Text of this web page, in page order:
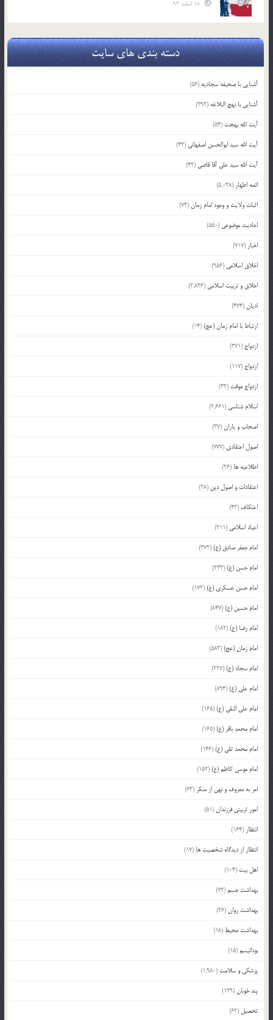
دسته بندی های سایت
آشنایی با صحیفه سجادیه (56)
آشنایی با نهج البلاغه (392)
آیت الله بهجت (54)
آیت الله سید ابوالحسن اصفهانی (43)
آیت الله سید علی آقا قاضی (42)
ائمه اطهار (5,038)
اثبات ولایت و وجود امام زمان(73)
احادیث موضوعی (550)
اخبار (717)
اخلاق اسلامی (956)
اخلاق و تربیت اسلامی (2,836)
ادیان(474)
ارتباط با امام زمان (عج)(14)
ازدواج (371)
ازدواج (117)
ازدواج موقت (32)
اسلام شناسی (2,661)
اصحاب و یاران(37)
اصول اعتقادی (777)
اطلاعیه ها (26)
اعتقادات و اصول دین (28)
اعتکاف (43)
اعیاد اسلامی (211)
امام جعفر صادق (ع)(372)
امام حسن (ع)(233)
امام حسن عسکری (ع)(172)
امام حسین (ع)(847)
امام رضا (ع)(182)
امام زمان (عج)(583)
امام سجاد (ع)(227)
امام علی (ع)(894)
امام علی النقی (ع)(165)
امام محمد باقر (ع)(165)
امام محمد تقی (ع)(146)
امام موسی کاظم (ع)(152)
امر به معروف و نهی از منکر (63)
امور تربیتی فرزندان(51)
انتظار (164)
انتظار از دیدگاه شخصیت ها (17)
اهل بیت (104)
بهداشت جسم(73)
بهداشت روان(26)
بهداشت محیط (18)
بودائیسم(15)
پزشکی و سلامت (1,980)
پند خوبان(129)
تحصیل (62)